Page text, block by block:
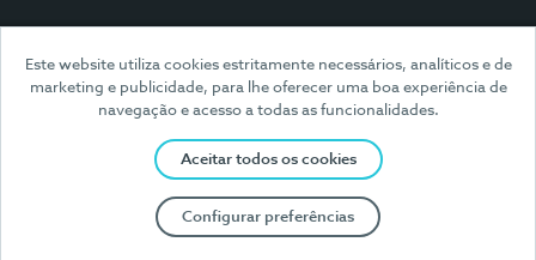
Este website utiliza cookies estritamente necessários, analíticos e de
marketing e publicidade, para lhe oferecer uma boa experiência de
navegação e acesso a todas as funcionalidades.
Aceitar todos os cookies
Configurar preferências